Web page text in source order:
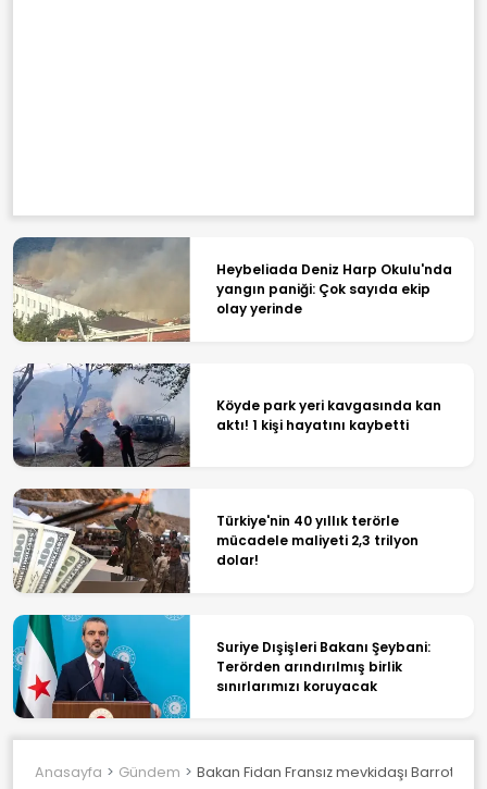
Heybeliada Deniz Harp Okulu'nda
yangın paniği: Çok sayıda ekip
olay yerinde
Köyde park yeri kavgasında kan
aktı! 1 kişi hayatını kaybetti
Türkiye'nin 40 yıllık terörle
mücadele maliyeti 2,3 trilyon
dolar!
Suriye Dışişleri Bakanı Şeybani:
Terörden arındırılmış birlik
sınırlarımızı koruyacak
Anasayfa Gündem Bakan Fidan Fransız mevkidaşı Barrot ile